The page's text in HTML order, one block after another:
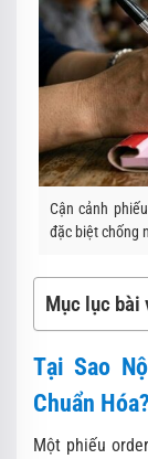
Cận cảnh
đặc biệt chống
Mục lục bài
Tại Sao
Chuẩn Hóa?
Một phiếu